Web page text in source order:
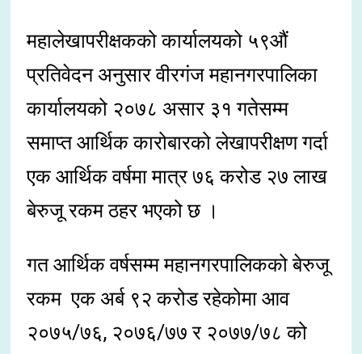
महालेखापरीक्षकको कार्यालयको ५९औं
प्रतिवेदन अनुसार वीरगंज महानगरपालिका
कार्यालयको २०७८ असार ३१ गतेसम्म
समाप्त आर्थिक कारोबारको लेखापरीक्षण गर्दा
एक आर्थिक वर्षमा मात्र ७६ करोड २७ लाख
बेरुजू रकम ठहर भएको छ ।
गत आर्थिक वर्षसम्म महानगरपालिकको बेरुजू
रकम एक अर्ब ९२ करोड रहेकोमा आव
२०७५/७६, २०७६/७७ र २०७७/७८ को